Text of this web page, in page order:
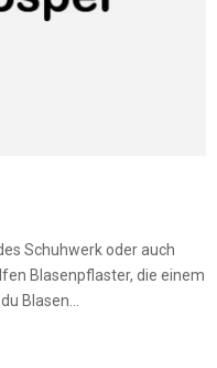
Schuhwerk oder auch
Blasenpflaster, die einem
Blasen...